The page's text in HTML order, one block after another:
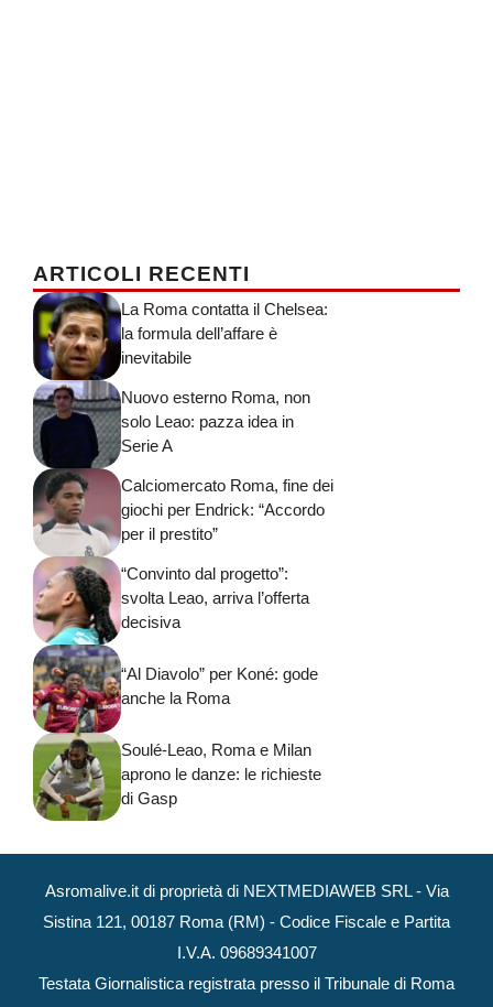
ARTICOLI RECENTI
La Roma contatta il Chelsea:
la formula dell’affare è
inevitabile
Nuovo esterno Roma, non
solo Leao: pazza idea in
Serie A
Calciomercato Roma, fine dei
giochi per Endrick: “Accordo
per il prestito”
“Convinto dal progetto”:
svolta Leao, arriva l’offerta
decisiva
“Al Diavolo” per Koné: gode
anche la Roma
Soulé-Leao, Roma e Milan
aprono le danze: le richieste
di Gasp
Asromalive.it di proprietà di NEXTMEDIAWEB SRL - Via
Sistina 121, 00187 Roma (RM) - Codice Fiscale e Partita
I.V.A. 09689341007
Testata Giornalistica registrata presso il Tribunale di Roma